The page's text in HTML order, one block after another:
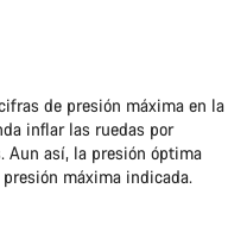
de presión máxima en la
inflar las ruedas por
Aun así, la presión óptima
máxima indicada.